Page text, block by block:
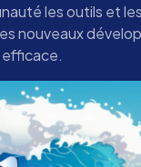
les outils et
nouveaux
efficace.